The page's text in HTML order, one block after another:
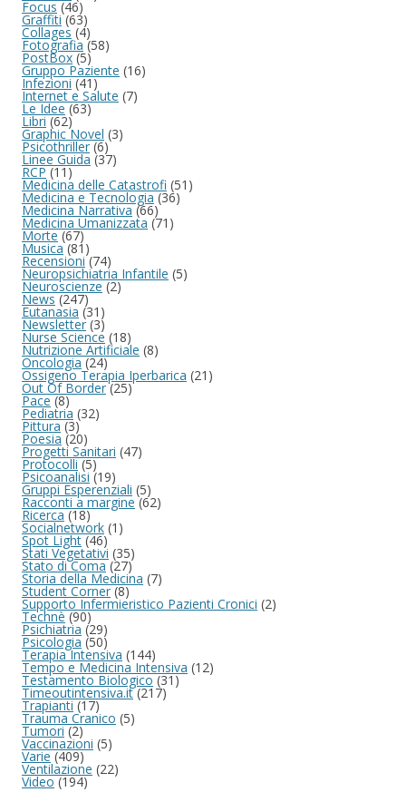
Focus (46)
Graffiti(63)
Collages (4)
Fotografia (58)
PostBox (5)
Gruppo Paziente (16)
Infezioni (41)
Internet e Salute (7)
Le Idee (63)
Libri (62)
Graphic Novel (3)
Psicothriller (6)
Linee Guida (37)
RCP (11)
Medicina delle Catastrofi (51)
Medicina e Tecnologia (36)
Medicina Narrativa (66)
Medicina Umanizzata (71)
Morte (67)
Musica(81)
Recensioni(74)
Neuropsichiatria Infantile (5)
Neuroscienze (2)
News (247)
Eutanasia (31)
Newsletter (3)
Nurse Science (18)
Nutrizione Artificiale (8)
Oncologia (24)
Ossigeno Terapia Iperbarica (21)
Out Of Border(25)
Pace (8)
Pediatria (32)
Pittura (3)
Poesia (20)
Progetti Sanitari (47)
Protocolli (5)
Psicoanalisi (19)
Gruppi Esperenziali (5)
Racconti a margine (62)
Ricerca (18)
Socialnetwork (1)
Spot Light (46)
Stati Vegetativi (35)
Stato di Coma (27)
Storia della Medicina (7)
Student Corner (8)
Supporto Infermieristico Pazienti Cronici (2)
Technè (90)
Psichiatria (29)
Psicologia (50)
Terapia Intensiva (144)
Tempo e Medicina Intensiva (12)
Testamento Biologico (31)
Timeoutintensiva.it(217)
Trapianti (17)
Trauma Cranico (5)
Tumori (2)
Vaccinazioni (5)
Varie (409)
Ventilazione (22)
Video (194)